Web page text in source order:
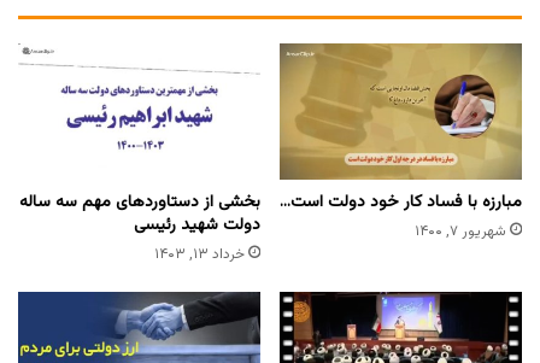
مبارزه با فساد کار خود دولت است…
شهریور ۷, ۱۴۰۰
بخشی از دستاوردهای مهم سه ساله
دولت شهید رئیسی
خرداد ۱۳, ۱۴۰۳